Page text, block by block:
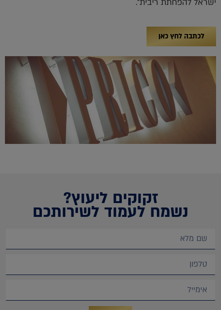
ישראל להפחתת ריבית".
לכתבה לחץ כאן
זקוקים ליעוץ?
נשמח לעמוד לשירותכם